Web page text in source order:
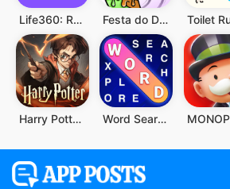
Life360: Rastreador de Celular Festa do Desenho
Harry Potter: Desperta a Magia Word Search Explorer